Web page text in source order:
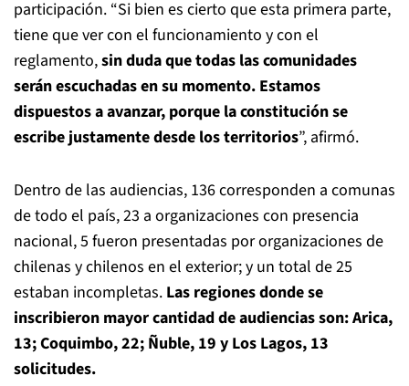
participación. “Si bien es cierto que esta primera parte,
tiene que ver con el funcionamiento y con el
reglamento,sin duda que todas las comunidades
serán escuchadas en su momento. Estamos
dispuestos a avanzar, porque la constitución se
escribe justamente desde los territorios”, afirmó.
Dentro de las audiencias, 136 corresponden a comunas
de todo el país, 23 a organizaciones con presencia
nacional, 5 fueron presentadas por organizaciones de
chilenas y chilenos en el exterior; y un total de 25
estaban incompletas. Las regiones donde se
inscribieron mayor cantidad de audiencias son: Arica,
13; Coquimbo, 22; Ñuble, 19 y Los Lagos, 13
solicitudes.